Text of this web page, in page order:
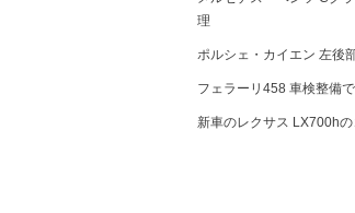
理
ポルシェ・カイエン 左後
フェラーリ458 車検整備
新車のレクサス LX700h